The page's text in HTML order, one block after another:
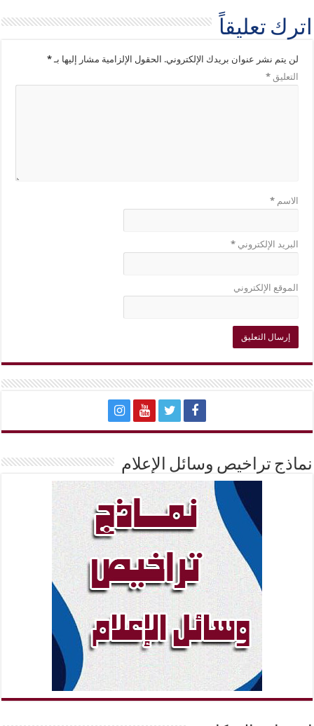
اترك تعليقاً
لن يتم نشر عنوان بريدك الإلكتروني. الحقول الإلزامية مشار إليها بـ*
التعليق*
الاسم*
البريد الإلكتروني*
الموقع الإلكتروني
نماذج تراخيص وسائل الإعلام